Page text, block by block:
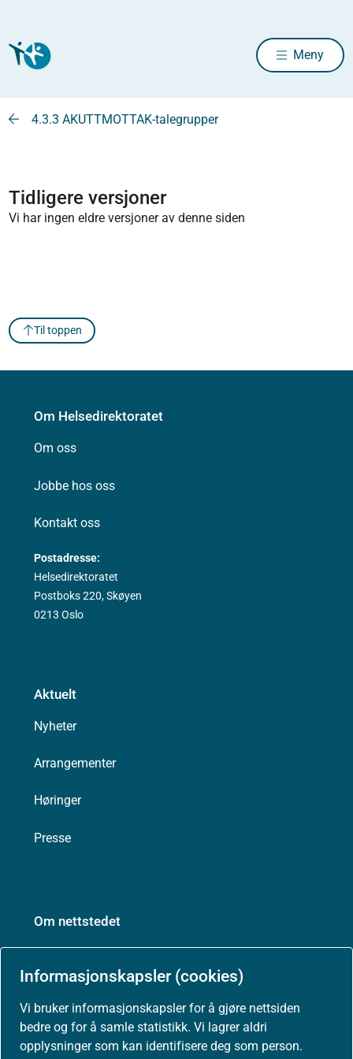
Informasjonskapsler (cookies)
Vi bruker informasjonskapsler for å gjøre nettsiden
bedre og for å samle statistikk. Vi lagrer aldri
opplysninger som kan identifisere deg som person.
Meny
4.3.3 AKUTTMOTTAK-talegrupper
Tidligere versjoner
Vi har ingen eldre versjoner av denne siden
Til toppen
Om Helsedirektoratet
Om oss
Jobbe hos oss
Kontakt oss
Postadresse:
Helsedirektoratet
Postboks 220, Skøyen
0213 Oslo
Aktuelt
Nyheter
Arrangementer
Høringer
Presse
Om nettstedet
Personvernerklæring
Tilgjengelighetserklæring (uustatus.no)
Besøksstatistikk og informasjonskapsler